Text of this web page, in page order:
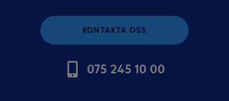
KONTAKTA OSS
075 245 10 00